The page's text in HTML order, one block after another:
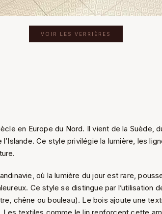
VOIR LES VERRIÈRES
en Europe du Nord. Il vient de la Suède,
Ce style privilégie la lumière, les
où la lumière du jour est rare,
Ce style se distingue par l’utilisation
chêne ou bouleau). Le bois ajoute une